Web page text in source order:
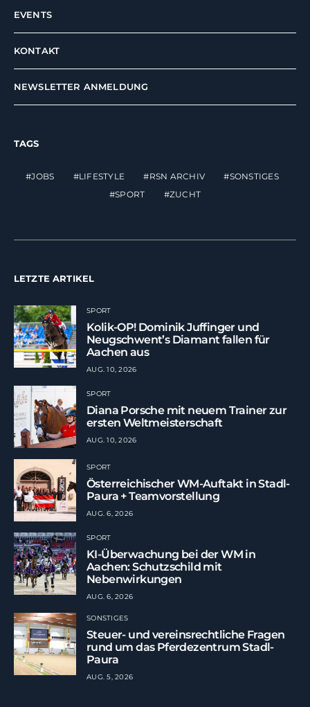
EVENTS
KONTAKT
NEWSLETTER ANMELDUNG
TAGS
JOBS LIFESTYLE RSN ARCHIV
SONSTIGES
SPORT
ZUCHT
LETZTE ARTIKEL
SPORT
Kolik-OP! Dominik Juffinger und
Neugschwent’s Diamant fallen für
Aachen aus
AUG. 10, 2026
SPORT
Diana Porsche mit neuem Trainer zur
ersten Weltmeisterschaft
AUG. 10, 2026
SPORT
Österreichischer WM-Auftakt in Stadl-
Paura + Teamvorstellung
AUG. 6, 2026
SPORT
KI-Überwachung bei der WM in
Aachen: Schutzschild mit
Nebenwirkungen
AUG. 6, 2026
SONSTIGES
Steuer- und vereinsrechtliche Fragen
rund um das Pferdezentrum Stadl-
Paura
AUG. 5, 2026